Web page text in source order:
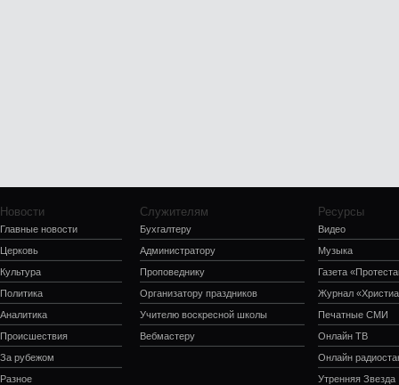
Новости
Главные новости
Церковь
Культура
Политика
Аналитика
Происшествия
За рубежом
Разное
Служителям
Бухгалтеру
Администратору
Проповеднику
Организатору праздников
Учителю воскресной школы
Вебмастеру
Ресурсы
Видео
Музыка
Газета
Журнал
Печатные СМИ
Онлайн ТВ
Онлайн
Утренняя Звезда